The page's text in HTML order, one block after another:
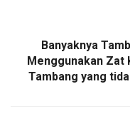
Banyaknya
Menggunakan Zat
Tambang yang